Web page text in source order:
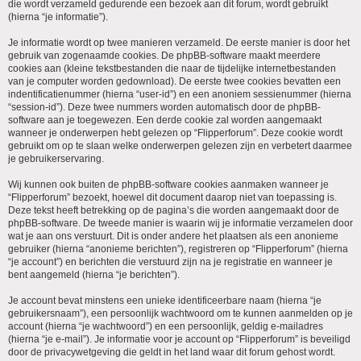
die wordt verzameld gedurende een bezoek aan dit forum, wordt gebruikt
(hierna “je informatie”).
Je informatie wordt op twee manieren verzameld. De eerste manier is door het
gebruik van zogenaamde cookies. De phpBB-software maakt meerdere
cookies aan (kleine tekstbestanden die naar de tijdelijke internetbestanden
van je computer worden gedownload). De eerste twee cookies bevatten een
indentificatienummer (hierna “user-id”) en een anoniem sessienummer (hierna
“session-id”). Deze twee nummers worden automatisch door de phpBB-
software aan je toegewezen. Een derde cookie zal worden aangemaakt
wanneer je onderwerpen hebt gelezen op “Flipperforum”. Deze cookie wordt
gebruikt om op te slaan welke onderwerpen gelezen zijn en verbetert daarmee
je gebruikerservaring.
Wij kunnen ook buiten de phpBB-software cookies aanmaken wanneer je
“Flipperforum” bezoekt, hoewel dit document daarop niet van toepassing is.
Deze tekst heeft betrekking op de pagina’s die worden aangemaakt door de
phpBB-software. De tweede manier is waarin wij je informatie verzamelen door
wat je aan ons verstuurt. Dit is onder andere het plaatsen als een anonieme
gebruiker (hierna “anonieme berichten”), registreren op “Flipperforum” (hierna
“je account”) en berichten die verstuurd zijn na je registratie en wanneer je
bent aangemeld (hierna “je berichten”).
Je account bevat minstens een unieke identificeerbare naam (hierna “je
gebruikersnaam”), een persoonlijk wachtwoord om te kunnen aanmelden op je
account (hierna “je wachtwoord”) en een persoonlijk, geldig e-mailadres
(hierna “je e-mail”). Je informatie voor je account op “Flipperforum” is beveiligd
door de privacywetgeving die geldt in het land waar dit forum gehost wordt.